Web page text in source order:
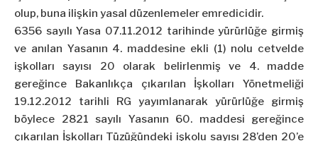
olup, buna ilişkin yasal düzenlemeler emredicidir.
6356 sayılı Yasa 07.11.2012 tarihinde yürürlüğe girmiş
ve anılan Yasanın 4. maddesine ekli (1) nolu cetvelde
işkolları sayısı 20 olarak belirlenmiş ve 4. madde
gereğince Bakanlıkça çıkarılan İşkolları Yönetmeliği
19.12.2012 tarihli RG yayımlanarak yürürlüğe girmiş
böylece 2821 sayılı Yasanın 60. maddesi gereğince
çıkarılan İşkolları Tüzüğündeki işkolu sayısı 28’den 20’e